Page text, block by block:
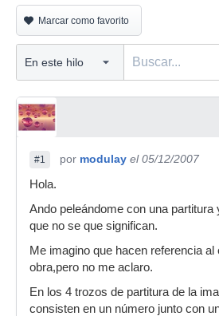
Marcar como favorito
#1 por modulay el 05/12/2007
Hola.
Ando peleándome con una
que no se que significan.
Me imagino que hacen referencia al
obra,pero no me aclaro.
En los 4 trozos de partitura de la
consisten en un número junto con